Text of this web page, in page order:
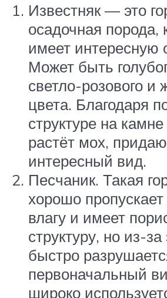
Известняк — это
осадочная порода,
имеет интересную
Может быть
светло-розового и
цвета. Благодаря
структуре на
растёт мох,
интересный вид.
Песчаник. Такая
хорошо пропускает
влагу и имеет
структуру, но из-за
быстро
первоначальный
широко